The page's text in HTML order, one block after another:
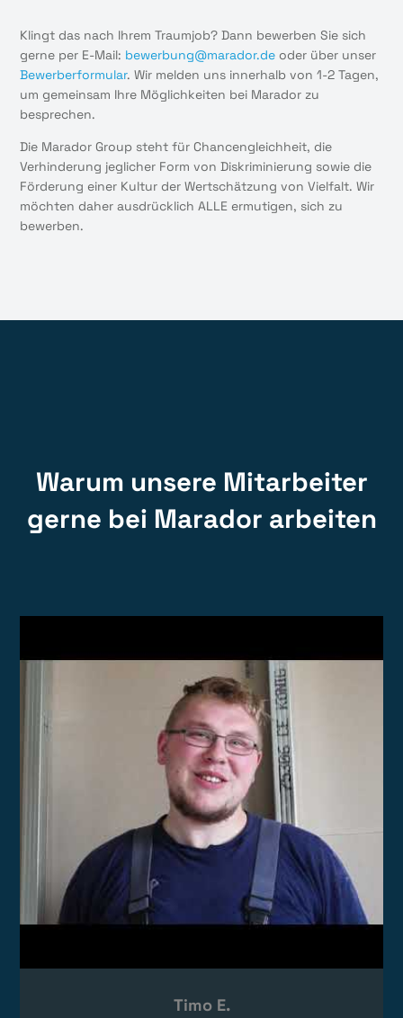
Klingt das nach Ihrem Traumjob? Dann bewerben Sie sich
gerne per E-Mail: bewerbung@marador.de oder über unser
Bewerberformular. Wir melden uns innerhalb von 1-2 Tagen,
um gemeinsam Ihre Möglichkeiten bei Marador zu
besprechen.
Die Marador Group steht für Chancengleichheit, die
Verhinderung jeglicher Form von Diskriminierung sowie die
Förderung einer Kultur der Wertschätzung von Vielfalt. Wir
möchten daher ausdrücklich ALLE ermutigen, sich zu
bewerben.
Warum unsere Mitarbeiter
gerne bei Marador arbeiten
Timo E.